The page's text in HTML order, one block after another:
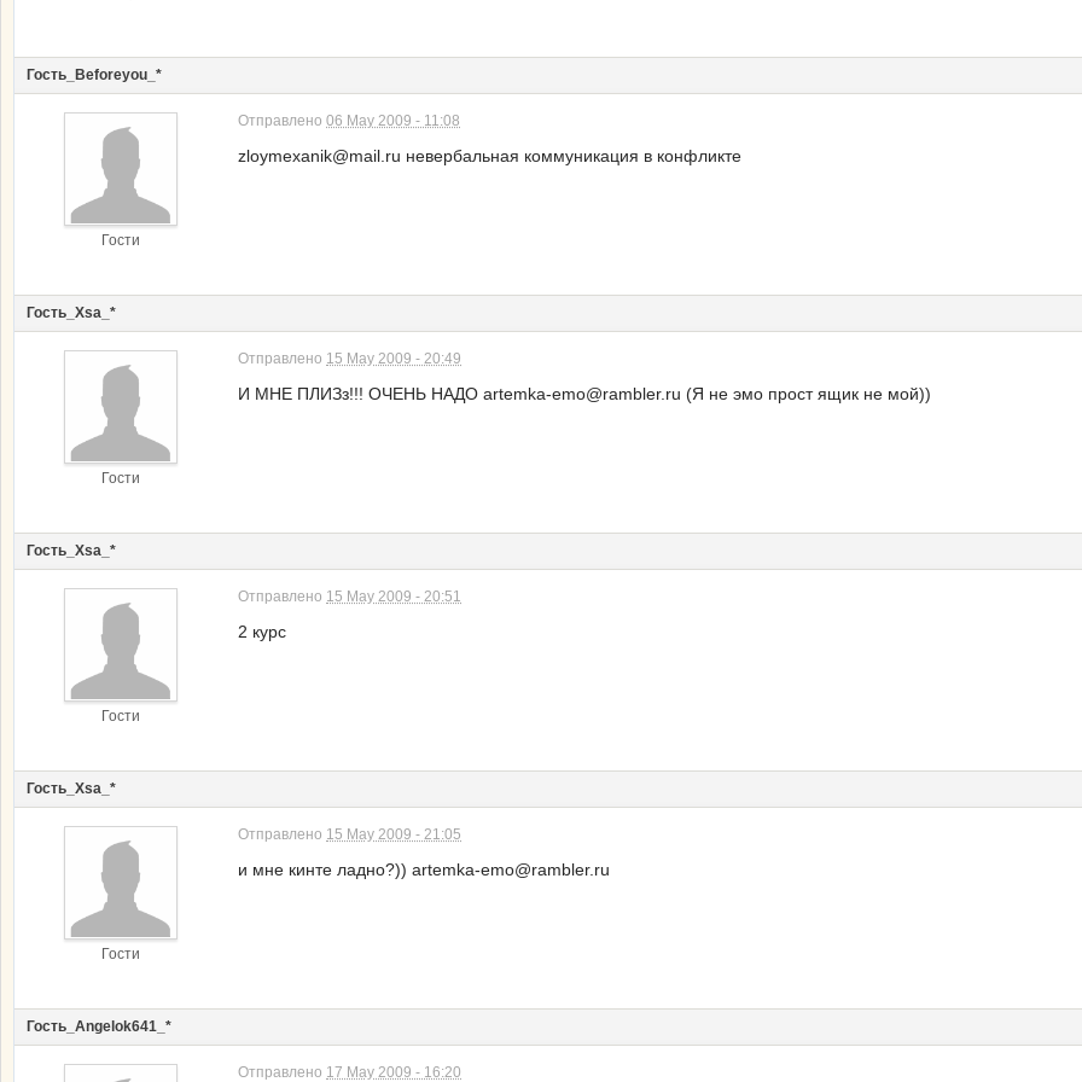
Гость_Beforeyou_*
Гости
Отправлено 06 May 2009 - 11:08
zloymexanik@mail.ru невербальная коммуникация в конфликте
Гость_Xsa_*
Гости
Отправлено 15 May 2009 - 20:49
И МНЕ ПЛИЗз!!! ОЧЕНЬ НАДО artemka-emo@rambler.ru (Я не эмо прост ящик не мой))
Гость_Xsa_*
Гости
Отправлено 15 May 2009 - 20:51
2 курс
Гость_Xsa_*
Гости
Отправлено 15 May 2009 - 21:05
и мне кинте ладно?)) artemka-emo@rambler.ru
Гость_Angelok641_*
Отправлено 17 May 2009 - 16:20